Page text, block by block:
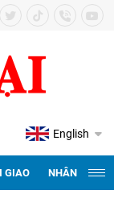
English
GIAO NHÂN